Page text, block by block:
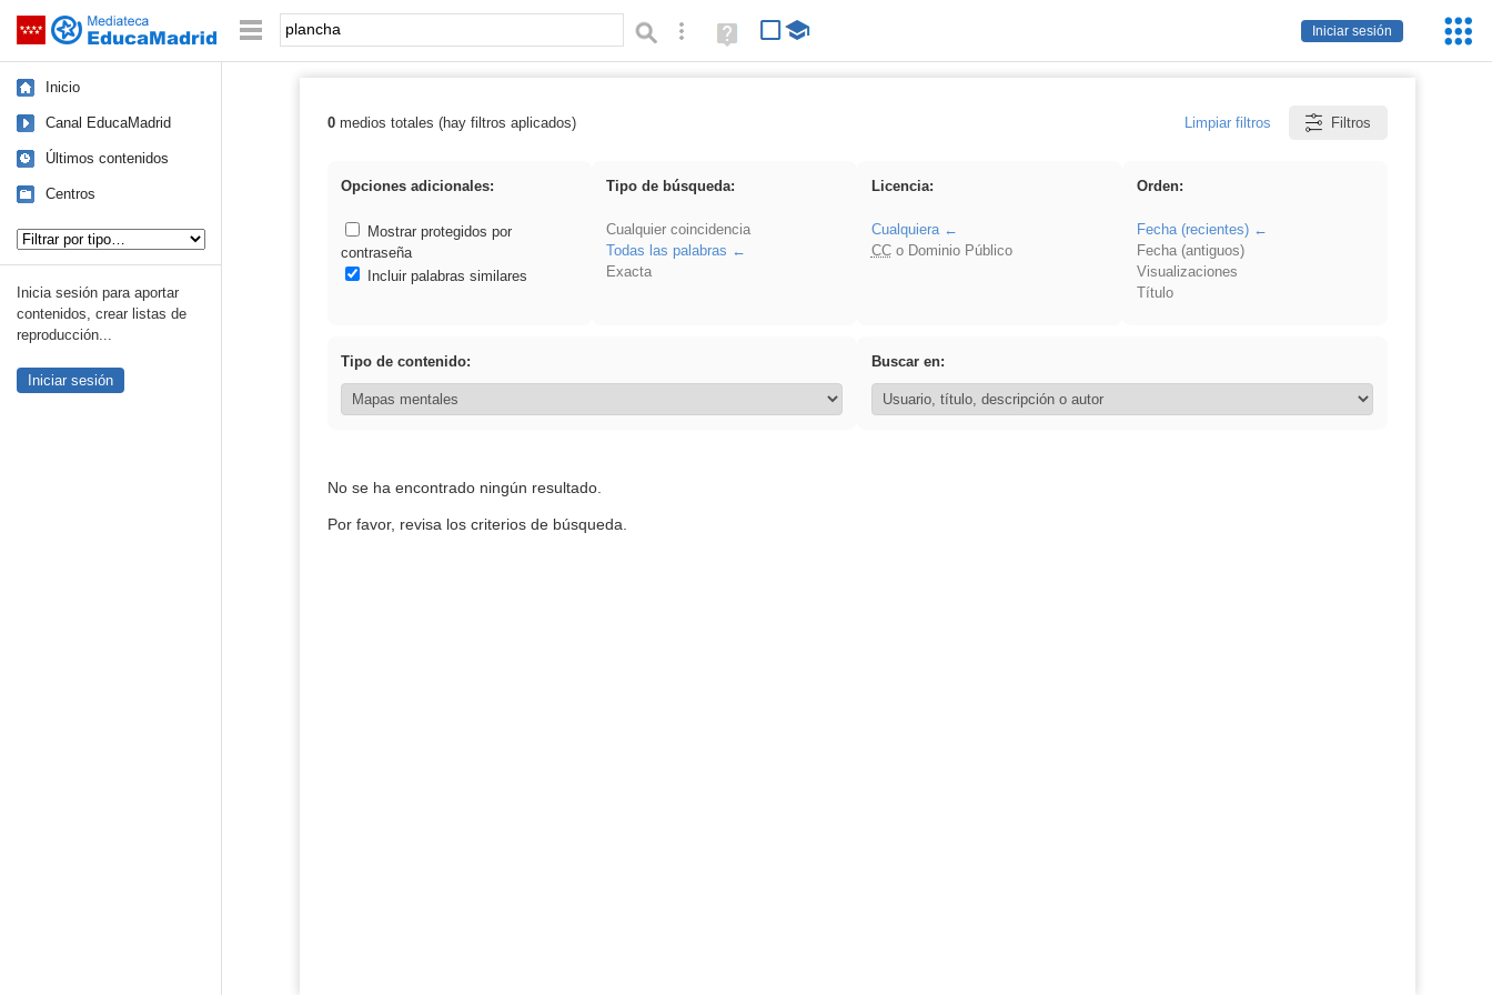
Saltar navegación
Iniciar sesión
Palabra o frase: Búsqueda avanzada
Ayuda
(en
Inicio
Canal EducaMadrid
Últimos contenidos
Centros
Inicia sesión para aportar
contenidos, crear listas de
reproducción...
Iniciar sesión
Resultados de: plancha
0medios totales (hay filtros aplicados) Limpiar filtros Filtros
Opciones adicionales:
Mostrar protegidos por
contraseña
Incluir palabras similares
Tipo de búsqueda:
Cualquier coincidencia
Todas las palabras
Exacta
Licencia:
Cualquiera
CCo Dominio Público
Orden:
Fecha (recientes)
Fecha (antiguos)
Visualizaciones
Título
Tipo de contenido: Buscar en:
No se ha encontrado ningún resultado.
Por favor, revisa los criterios de búsqueda.